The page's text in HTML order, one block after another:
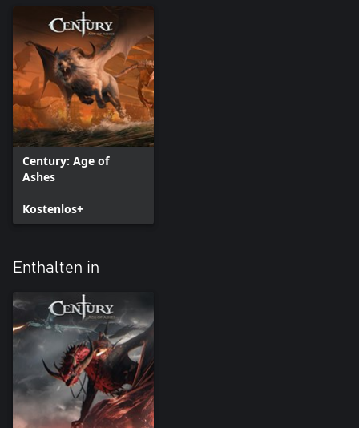
Century: Age of
Ashes
Kostenlos+
Enthalten in